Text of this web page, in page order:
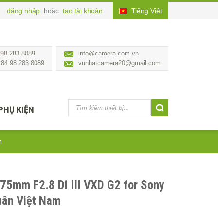
Tiếng Việt
đăng nhập hoặc tạo tài khoản
info@camera.com.vn
vunhatcamera20@gmail.com
283 8089
98 283 8089
KIỆN
F2.8 Di III VXD G2 for Sony
Việt Nam